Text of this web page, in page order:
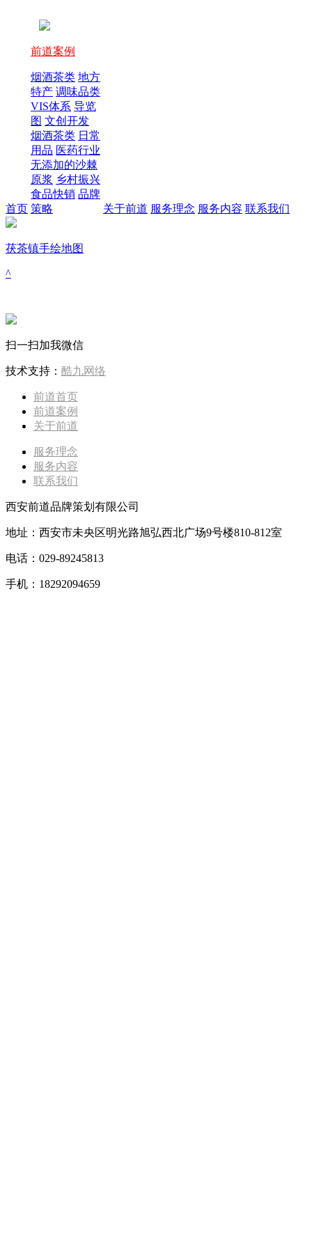
首页
前道案例
烟酒茶类 地方
特产 调味品类
VIS体系 导览
图 文创开发
烟酒茶类 日常
用品 医药行业
无添加的沙棘
原浆 乡村振兴
食品快销 品牌
策略
关于前道 服务理念 服务内容 联系我们
茯茶镇手绘地图
^
扫一扫加我微信
技术支持： 酷九网络
前道首页
前道案例
关于前道
服务理念
服务内容
联系我们
西安前道品牌策划有限公司
地址：西安市未央区明光路旭弘西北广场9号楼810-812室
电话：029-89245813
手机：18292094659